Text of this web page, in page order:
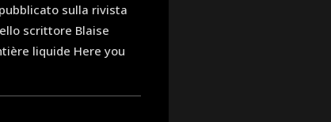
sulla rivista
scrittore Blaise
liquide Here you